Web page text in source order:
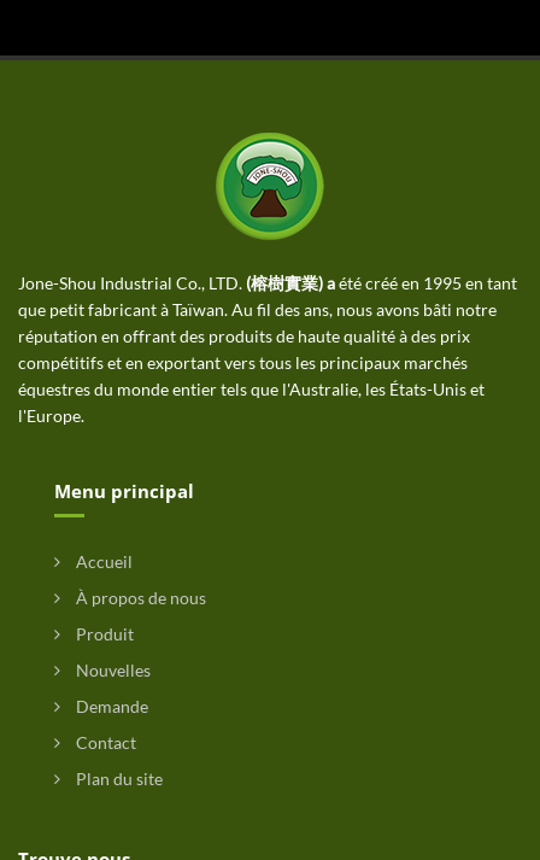
Jone-Shou Industrial Co., LTD. (榕樹實業) aété créé en 1995 en tant
que petit fabricant à Taïwan. Au fil des ans, nous avons bâti notre
réputation en offrant des produits de haute qualité à des prix
compétitifs et en exportant vers tous les principaux marchés
équestres du monde entier tels que l'Australie, les États-Unis et
l'Europe.
Menu principal
Accueil
À propos de nous
Produit
Nouvelles
Demande
Contact
Plan du site